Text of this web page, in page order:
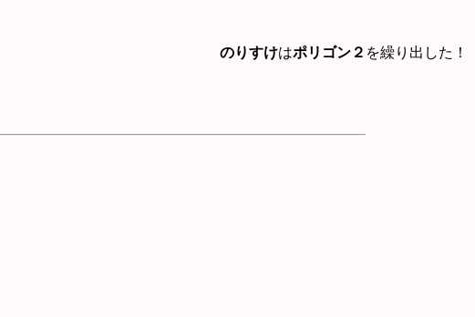
のりすけはポリゴン２ を繰り出した！